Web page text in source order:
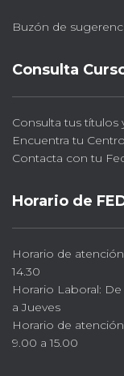
Buzón de
Consulta
Consulta tus títulos
Encuentra tu
Contacta con tu
Horario de
Horario de
14.30
Horario Laboral:
a Jueves
Horario de
9.00 a 15.00